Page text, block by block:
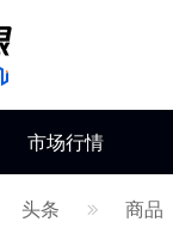
市场行情
头条 商品